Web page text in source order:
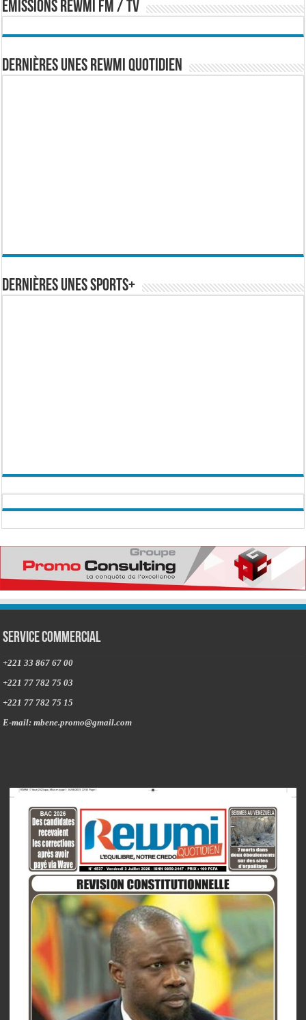
EMISSIONS REWMI FM / TV
Dernières Unes Rewmi Quotidien
Dernières Unes Sports+
Service commercial
+221 33 867 67 00
+221 77 782 75 03
+221 77 782 75 15
E-mail: mbene.promo@gmail.com